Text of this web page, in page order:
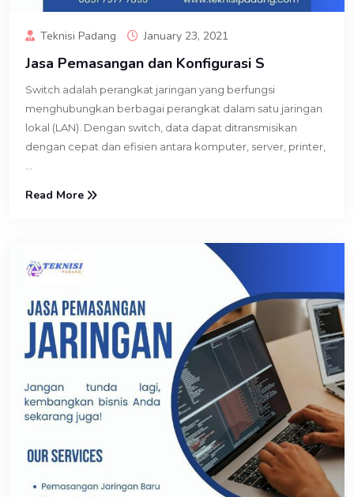
Teknisi Padang January 23, 2021
Jasa Pemasangan dan Konfigurasi S
Switch adalah perangkat jaringan yang berfungsi
menghubungkan berbagai perangkat dalam satu jaringan
lokal (LAN). Dengan switch, data dapat ditransmisikan
dengan cepat dan efisien antara komputer, server, printer,
Read More